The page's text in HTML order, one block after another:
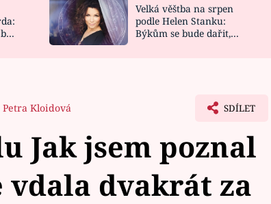
NOVINKY
VIDEORECEPTY
Velká věštba na srpen
podle Helen Stanku:
Býkům se bude dařit,
Petra Kloidová SDÍLET
Jak jsem poznal
vdala dvakrát za